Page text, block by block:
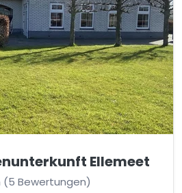
Ellemeet
(5 Bewertungen)